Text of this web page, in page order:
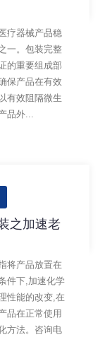
疗器械产品稳
一。包装完整
的重要组成部
保产品在有效
有效阻隔微生
品外...
之加速老
将产品放置在
件下,加速化学
性能的改变,在
品在正常使用
方法。咨询电